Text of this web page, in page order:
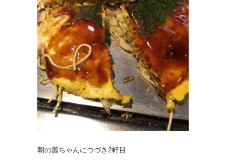
朝の麗ちゃんにつづき2軒目